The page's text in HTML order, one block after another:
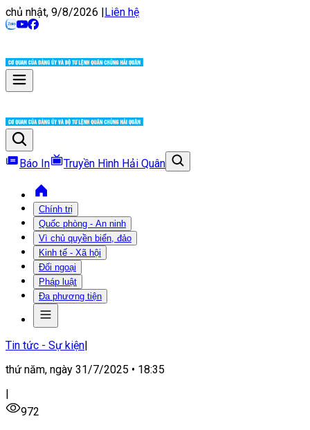
chủ nhật, 9/8/2026 |Liên hệ
Báo In Truyền Hình Hải Quân
Chính trị
Quốc phòng - An ninh
Vì chủ quyền biển, đảo
Kinh tế - Xã hội
Đối ngoại
Pháp luật
Đa phương tiện
Tin tức - Sự kiện|
thứ năm, ngày 31/7/2025 • 18:35
|
972